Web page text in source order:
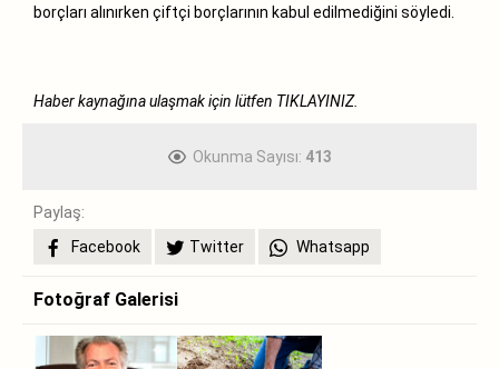
borçları alınırken çiftçi borçlarının kabul edilmediğini söyledi.
Haber kaynağına ulaşmak için lütfen TIKLAYINIZ.
Okunma Sayısı: 413
Paylaş:
Facebook
Twitter Whatsapp
Fotoğraf Galerisi